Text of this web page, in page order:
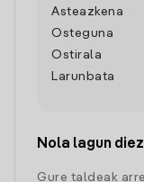
Asteazkena
Osteguna
Ostirala
Larunbata
Nola lagun
Gure taldeak